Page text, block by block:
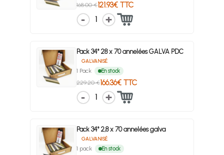
168.00 €121.93€ TTC
1
Pack 34° 28 x 70 annelées GALVA PDC
GALVANISÉ
1 Pack En stock
229.20 €166.36€ TTC
1
Pack 34° 2,8 x 70 annelées galva
GALVANISÉ
1 pack En stock